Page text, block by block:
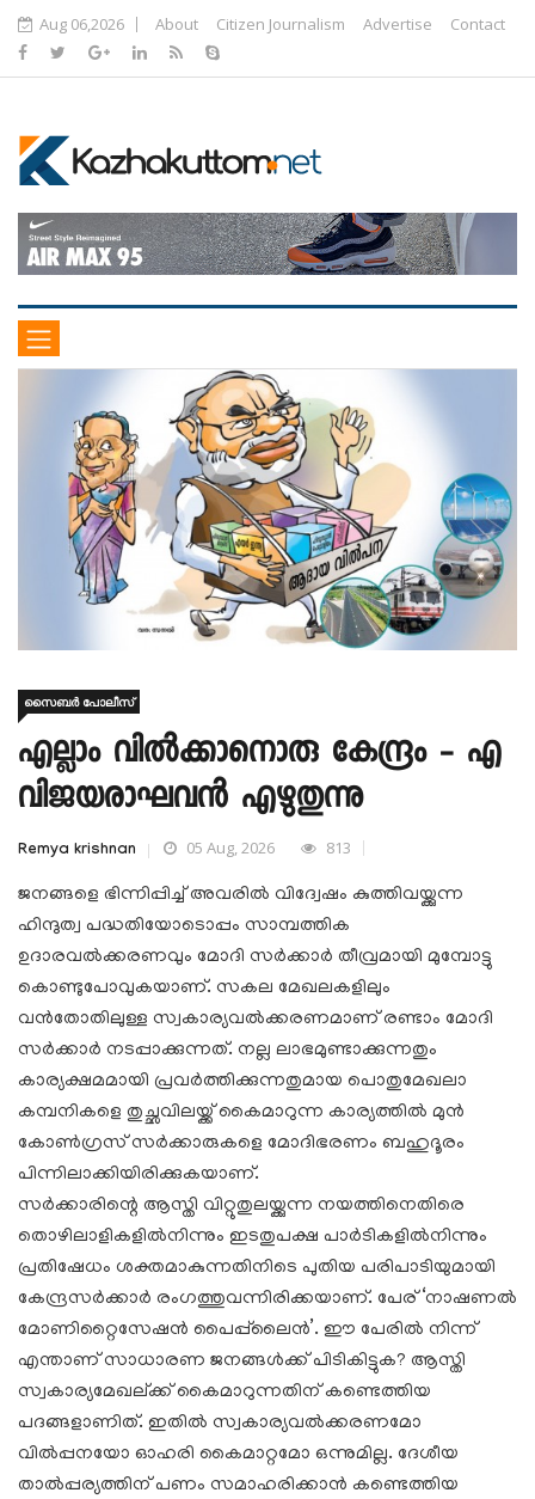
Aug 06,2026 About Citizen Journalism Advertise Contact
സൈബർ പോലീസ്
എല്ലാം വിൽക്കാനൊരു കേന്ദ്രം - എ
വിജയരാഘവൻ എഴുതുന്നു
Remya krishnan 05 Aug, 2026 813
ജനങ്ങളെ ഭിന്നിപ്പിച്ച് അവരിൽ വിദ്വേഷം കുത്തിവയ്ക്കുന്ന
ഹിന്ദുത്വ പദ്ധതിയോടൊപ്പം സാമ്പത്തിക
ഉദാരവൽക്കരണവും മോദി സർക്കാർ തീവ്രമായി മുമ്പോട്ടു
കൊണ്ടുപോവുകയാണ്. സകല മേഖലകളിലും
വൻതോതിലുള്ള സ്വകാര്യവൽക്കരണമാണ് രണ്ടാം മോദി
സർക്കാർ നടപ്പാക്കുന്നത്. നല്ല ലാഭമുണ്ടാക്കുന്നതും
കാര്യക്ഷമമായി പ്രവർത്തിക്കുന്നതുമായ പൊതുമേഖലാ
കമ്പനികളെ തുച്ഛവിലയ്ക്ക് കൈമാറുന്ന കാര്യത്തിൽ മുൻ
കോൺഗ്രസ് സർക്കാരുകളെ മോദിഭരണം ബഹുദൂരം
പിന്നിലാക്കിയിരിക്കുകയാണ്‌.
സർക്കാരിന്റെ ആസ്തി വിറ്റുതുലയ്ക്കുന്ന നയത്തിനെതിരെ
തൊഴിലാളികളിൽനിന്നും ഇടതുപക്ഷ പാർടികളിൽനിന്നും
പ്രതിഷേധം ശക്തമാകുന്നതിനിടെ പുതിയ പരിപാടിയുമായി
കേന്ദ്രസർക്കാർ രംഗത്തുവന്നിരിക്കയാണ്. പേര് ‘നാഷണൽ
മോണിറ്റൈസേഷൻ പൈപ്പ്‌ലൈൻ’. ഈ പേരിൽ നിന്ന്
എന്താണ് സാധാരണ ജനങ്ങൾക്ക് പിടികിട്ടുക? ആസ്തി
സ്വകാര്യമേഖല്‌ക്ക് കൈമാറുന്നതിന് കണ്ടെത്തിയ
പദങ്ങളാണിത്. ഇതിൽ സ്വകാര്യവൽക്കരണമോ
വിൽപ്പനയോ ഓഹരി കൈമാറ്റമോ ഒന്നുമില്ല. ദേശീയ
താൽപ്പര്യത്തിന് പണം സമാഹരിക്കാൻ കണ്ടെത്തിയ